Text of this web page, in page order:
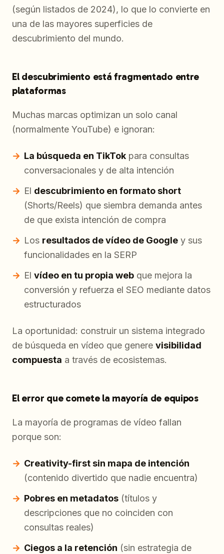
(según listados de 2024), lo que lo convierte en
una de las mayores superficies de
descubrimiento del mundo.
El descubrimiento está fragmentado entre
plataformas
Muchas marcas optimizan un solo canal
(normalmente YouTube) e ignoran:
La búsqueda en TikTok para consultas
conversacionales y de alta intención
El descubrimiento en formato short
(Shorts/Reels) que siembra demanda antes
de que exista intención de compra
Los resultados de vídeo de Google y sus
funcionalidades en la SERP
El vídeo en tu propia web que mejora la
conversión y refuerza el SEO mediante datos
estructurados
La oportunidad: construir un sistema integrado
de búsqueda en vídeo que genere visibilidad
compuesta a través de ecosistemas.
El error que comete la mayoría de equipos
La mayoría de programas de vídeo fallan
porque son:
Creativity-first sin mapa de intención
(contenido divertido que nadie encuentra)
Pobres en metadatos (títulos y
descripciones que no coinciden con
consultas reales)
Ciegos a la retención (sin estrategia de